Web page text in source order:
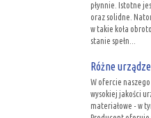
płynnie. Istotne
oraz solidne.
w takie koła
stanie spełn...
Różne
W ofercie
wysokiej jakości
materiałowe - w